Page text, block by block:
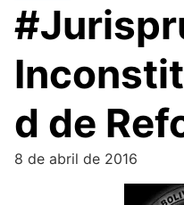
d de
8 de abril de 2016